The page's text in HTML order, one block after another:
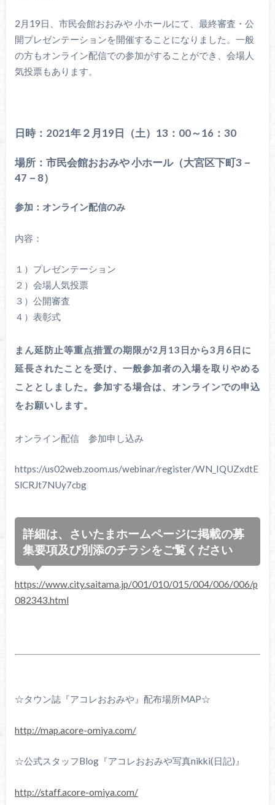
2月19日、市民会館おおみや 小ホールにて、最終審査・公
開プレゼンテーションを開催することになりました。一般
の方もオンライン配信での参加がすることができ、会場人
気投票もあります。
日時：2021年２月19日（土）13：00～16：30
場所：市民会館おおみや 小ホール（大宮区下町3－
47－8）
参加：オンライン配信のみ
内容：
１）プレゼンテーション
２）会場人気投票
３）公開審査
４）表彰式
まん延防止等重点措置の期限が2月13日から3月6日に
延長されたことを受け、一般参加者の入場を取りやめる
こととしました。参加する場合は、オンラインでの申込
をお願いします。
オンライン配信 参加申し込み
https://us02web.zoom.us/webinar/register/WN_IQUZxdtE
SlCRJt7NUy7cbg
詳細は、さいたまホームページに掲載の募
集要項及び別添のチラシをご覧ください
https://www.city.saitama.jp/001/010/015/004/006/006/p
082343.html
☆タウン誌『アコレおおみや』配布場所MAP☆
http://map.acore-omiya.com/
☆公式スタッフBlog『アコレおおみや写真nikki(日記)』
http://staff.acore-omiya.com/